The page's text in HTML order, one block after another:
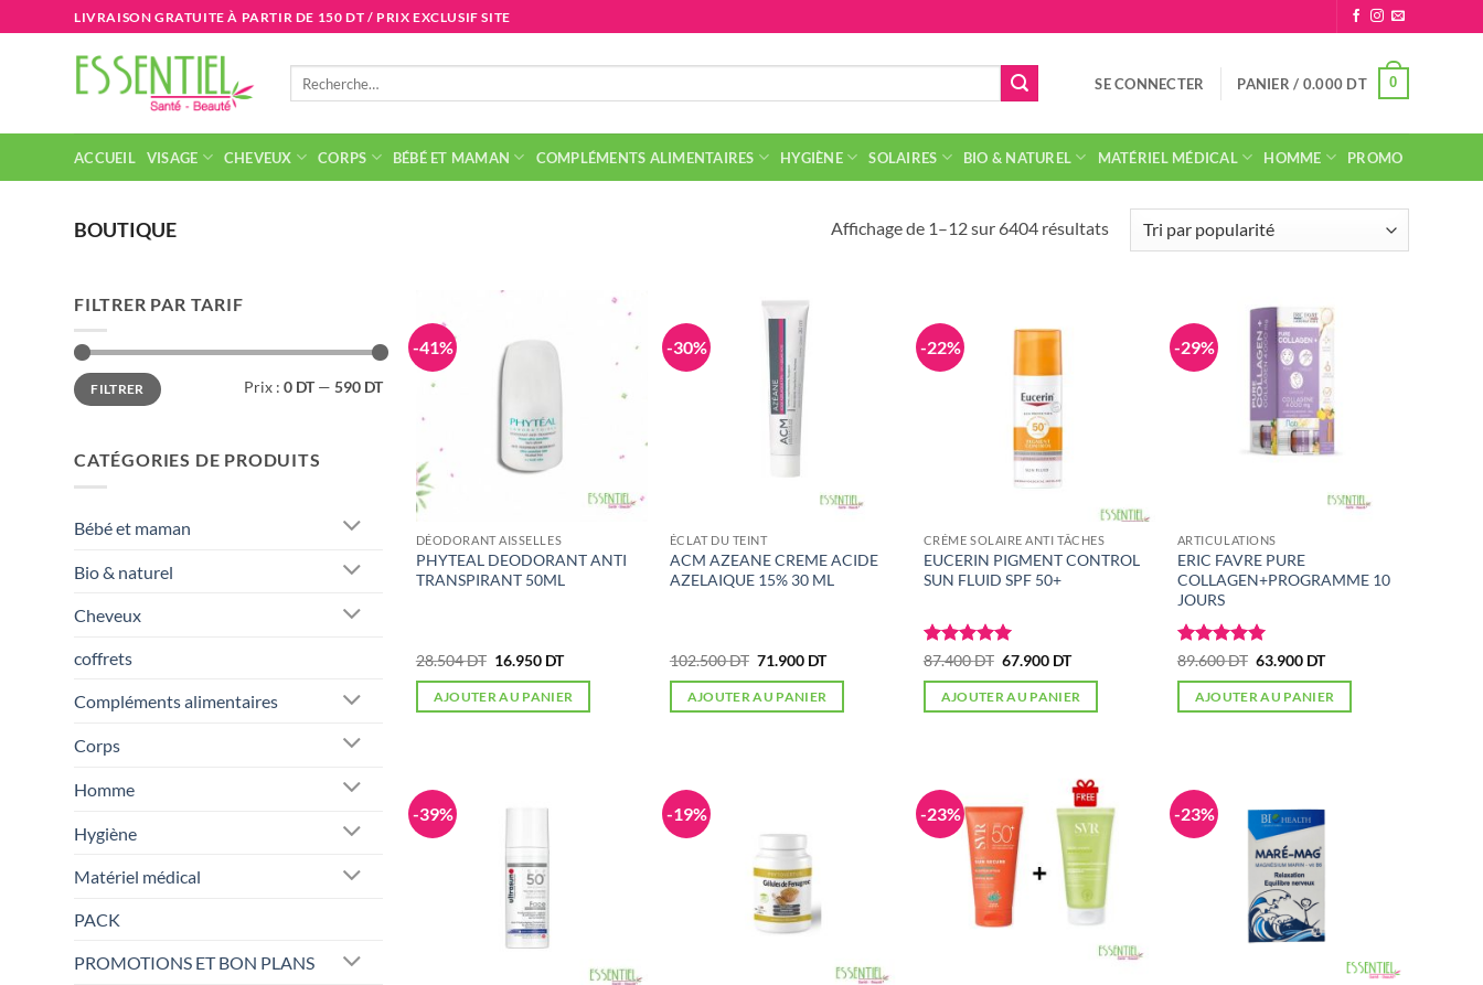
au
LIVRAISON GRATUITE À PARTIR DE 150 DT / PRIX EXCLUSIF SITE
SE CONNECTER PANIER / 0.000 DT 0
ACCUEIL VISAGE CHEVEUX CORPS BÉBÉ ET MAMAN COMPLÉMENTS ALIMENTAIRES HYGIÈNE SOLAIRES BIO & NATUREL MATÉRIEL MÉDICAL HOMME PROMO
BOUTIQUE Affichage de 1–12 sur 6404 résultatsTrié
par
FILTRER PAR TARIF
Prix
min
Prix
maxFILTRER Prix : 0 DT— 590 DT
CATÉGORIES DE PRODUITS
Bébé et maman
Bio & naturel
Cheveux
coffrets
Compléments alimentaires
Corps
Homme
Hygiène
Matériel médical
PACK
PROMOTIONS ET BON PLANS
-41%
DÉODORANT AISSELLES
PHYTEAL DEODORANT ANTI
TRANSPIRANT 50ML
28.504DT Le
initial
était :
16.950 DTLe
actuel
est :
AJOUTER AU PANIER
-30%
ÉCLAT DU TEINT
ACM AZEANE CREME ACIDE
AZELAIQUE 15% 30 ML
102.500DT Le
initial
était :
71.900 DTLe
est :
AJOUTER AU PANIER
-22%
CRÉME SOLAIRE ANTI TÂCHES
EUCERIN PIGMENT CONTROL
SUN FLUID SPF 50+
Note5sur
87.400DT Le
initial
était :
67.900 DTLe
actuel
est :
AJOUTER AU PANIER
-29%
ARTICULATIONS
ERIC FAVRE PURE
COLLAGEN+PROGRAMME 10
JOURS
Note5sur
89.600DT Le
initial
était :
63.900 DTLe
actuel
est :
AJOUTER AU PANIER
-39% -19% -23% -23%